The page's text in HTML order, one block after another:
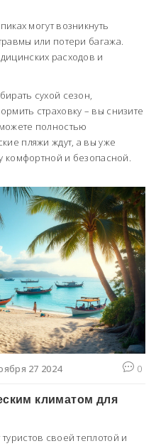
могут возникнуть
или потери багажа.
расходов и
сухой сезон,
страховку – вы снизите
полностью
пляжи ждут, а вы уже
комфортной и безопасной.
27 2024 0
климатом для
своей теплотой и